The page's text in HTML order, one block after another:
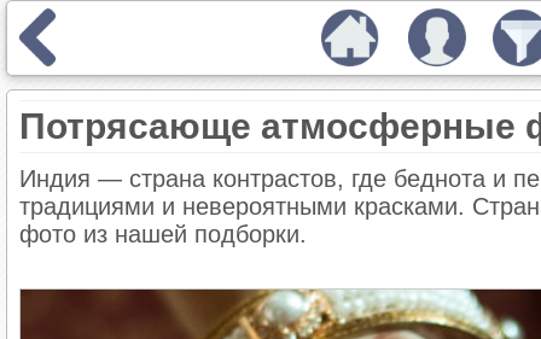
Потрясающе атмосферные
Индия — страна контрастов, где беднота и
традициями и невероятными красками.
фото из нашей подборки.